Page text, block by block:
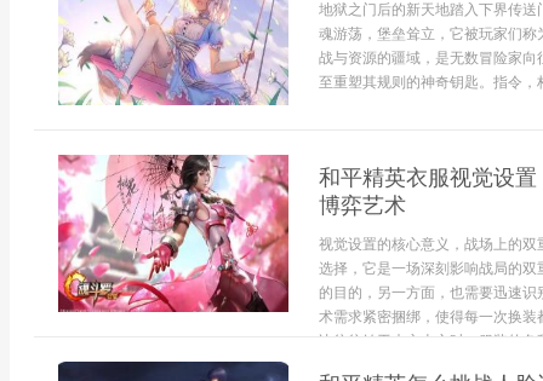
地狱之门后的新天地踏入下界传
魂游荡，堡垒耸立，它被玩家们
战与资源的疆域，是无数冒险家
至重塑其规则的神奇钥匙。指令
和平精英衣服视觉设
博弈艺术
视觉设置的核心意义，战场上的
选择，它是一场深刻影响战局的
的目的，另一方面，也需要迅速
术需求紧密捆绑，使得每一次换
决往往始于未交火之时，服装的色